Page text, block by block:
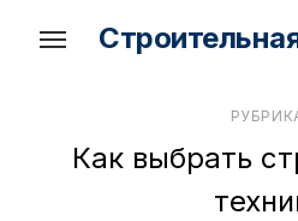
Как выбрать